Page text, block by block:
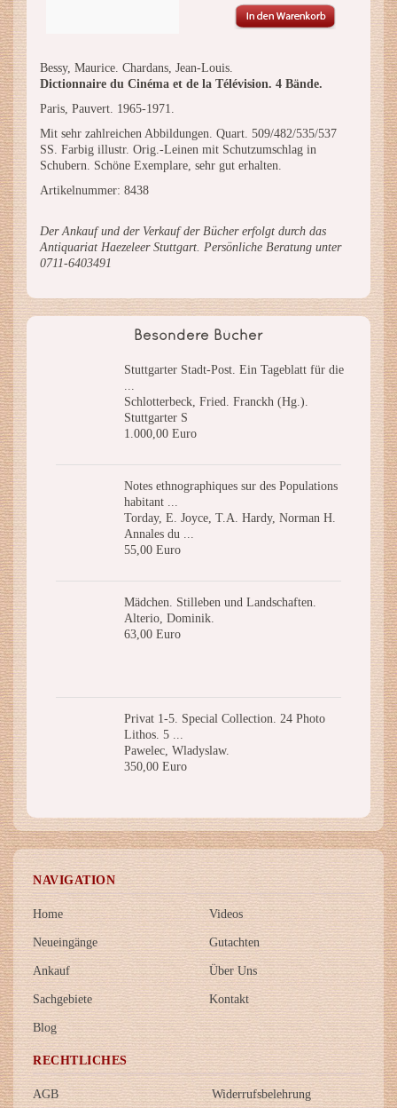
Bessy, Maurice. Chardans, Jean-Louis.
Dictionnaire du Cinéma et de la Télévision. 4 Bände.
Paris, Pauvert. 1965-1971.
Mit sehr zahlreichen Abbildungen. Quart. 509/482/535/537
SS. Farbig illustr. Orig.-Leinen mit Schutzumschlag in
Schubern. Schöne Exemplare, sehr gut erhalten.
Artikelnummer: 8438
Der Ankauf und der Verkauf der Bücher erfolgt durch das
Antiquariat Haezeleer Stuttgart. Persönliche Beratung unter
0711-6403491
Besondere Bücher
Stuttgarter Stadt-Post. Ein Tageblatt für die
...
Schlotterbeck, Fried. Franckh (Hg.).
Stuttgarter S
1.000,00 Euro
Notes ethnographiques sur des Populations
habitant ...
Torday, E. Joyce, T.A. Hardy, Norman H.
Annales du ...
55,00 Euro
Mädchen. Stilleben und Landschaften.
Alterio, Dominik.
63,00 Euro
Privat 1-5. Special Collection. 24 Photo
Lithos. 5 ...
Pawelec, Wladyslaw.
350,00 Euro
NAVIGATION
Home
Neueingänge
Ankauf
Sachgebiete
Blog
Videos
Gutachten
Über Uns
Kontakt
RECHTLICHES
AGB Widerrufsbelehrung